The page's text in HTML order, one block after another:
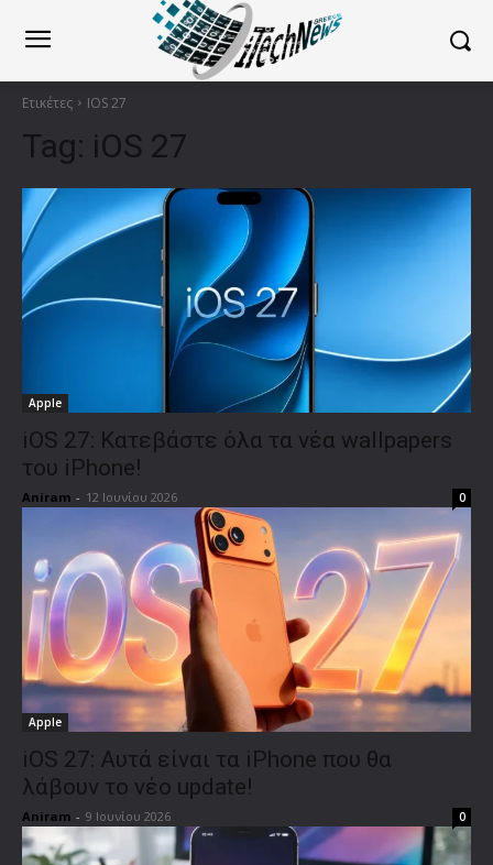
Ετικέτες IOS 27
Tag: iOS 27
Apple
iOS 27: Κατεβάστε όλα τα νέα wallpapers
του iPhone!
Aniram - 12 Ιουνίου 2026 0
Apple
iOS 27: Αυτά είναι τα iPhone που θα
λάβουν το νέο update!
Aniram - 9 Ιουνίου 2026 0